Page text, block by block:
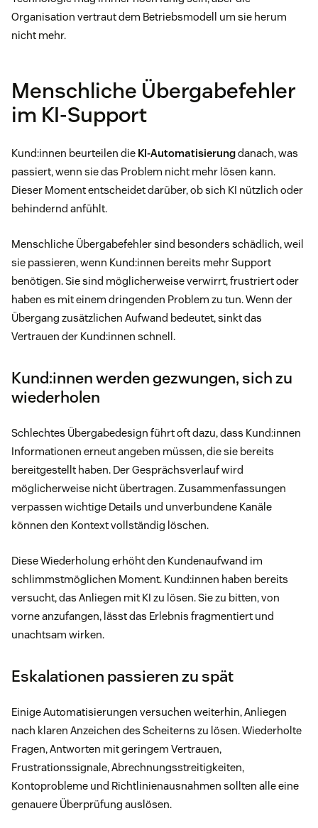
Organisation vertraut dem Betriebsmodell um sie herum
nicht mehr.
Menschliche Übergabefehler
im KI-Support
Kund:innen beurteilen die KI-Automatisierungdanach, was
passiert, wenn sie das Problem nicht mehr lösen kann.
Dieser Moment entscheidet darüber, ob sich KI nützlich oder
behindernd anfühlt.
Menschliche Übergabefehler sind besonders schädlich, weil
sie passieren, wenn Kund:innen bereits mehr Support
benötigen. Sie sind möglicherweise verwirrt, frustriert oder
haben es mit einem dringenden Problem zu tun. Wenn der
Übergang zusätzlichen Aufwand bedeutet, sinkt das
Vertrauen der Kund:innen schnell.
Kund:innen werden gezwungen, sich zu
wiederholen
Schlechtes Übergabedesign führt oft dazu, dass Kund:innen
Informationen erneut angeben müssen, die sie bereits
bereitgestellt haben. Der Gesprächsverlauf wird
möglicherweise nicht übertragen. Zusammenfassungen
verpassen wichtige Details und unverbundene Kanäle
können den Kontext vollständig löschen.
Diese Wiederholung erhöht den Kundenaufwand im
schlimmstmöglichen Moment. Kund:innen haben bereits
versucht, das Anliegen mit KI zu lösen. Sie zu bitten, von
vorne anzufangen, lässt das Erlebnis fragmentiert und
unachtsam wirken.
Eskalationen passieren zu spät
Einige Automatisierungen versuchen weiterhin, Anliegen
nach klaren Anzeichen des Scheiterns zu lösen. Wiederholte
Fragen, Antworten mit geringem Vertrauen,
Frustrationssignale, Abrechnungsstreitigkeiten,
Kontoprobleme und Richtlinienausnahmen sollten alle eine
genauere Überprüfung auslösen.